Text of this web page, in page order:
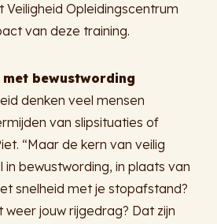
Veiligheid Opleidingscentrum
van deze training.
bewustwording
denken veel mensen
van slipsituaties of
“Maar de kern van veilig
bewustwording, in plaats van
snelheid met je stopafstand?
jouw rijgedrag? Dat zijn